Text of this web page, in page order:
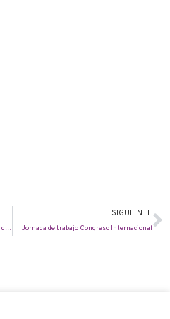
Estudiantes de Lic. en Filosofía participan de congreso
SIGUIENTE
Jornada de trabajo Congreso Internacional